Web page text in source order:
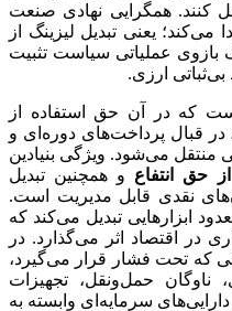
کنند. همگرایی نهادی صنعت
می‌کند؛ یعنی تبدیل لیزینگ از
بازوی عملیاتی سیاست تثبیت
ارزی.
که در آن حق استفاده از
در قبال پرداخت‌های دوره‌ای و
منتقل می‌شود. ویژگی بنیادین
حق انتفاع و همچنین تبدیل
نقدی قابل مدیریت است.
ابزارهایی تبدیل می‌کند که
در اقتصاد اثر می‌گذارد. در
که تحت فشار قرار می‌گیرد،
ناوگان حمل‌ونقل، تجهیزات
سرمایه‌ای وابسته به